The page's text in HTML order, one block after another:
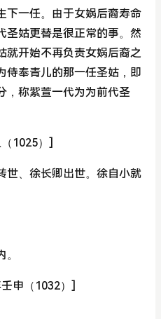
下一任。由于女娲后裔寿命
圣姑更替是很正常的事。然
就开始不再负责女娲后裔之
侍奉青儿的那一任圣姑，即
，称紫萱一代为为前代圣
1025）]
世、徐长卿出世。徐自小就
申（1032）]